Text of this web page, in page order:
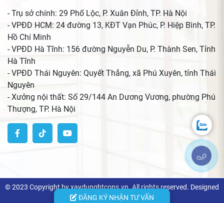
- Trụ sở chính: 29 Phố Lộc, P. Xuân Đỉnh, TP. Hà Nội
- VPĐD HCM: 24 đường 13, KĐT Vạn Phúc, P. Hiệp Bình, TP.
Hồ Chí Minh
- VPĐD Hà Tĩnh: 156 đường Nguyễn Du, P. Thành Sen, Tỉnh
Hà Tĩnh
- VPĐD Thái Nguyên: Quyết Thắng, xã Phú Xuyên, tỉnh Thái
Nguyên
- Xưởng nội thất: Số 29/144 An Dương Vương, phường Phú
Thượng, TP. Hà Nội
© 2023 Copyright by xaydunghtcons.vn. All rights reserved. Designed
by Vicogroup.vn
ĐĂNG KÝ NHẬN TƯ VẤN